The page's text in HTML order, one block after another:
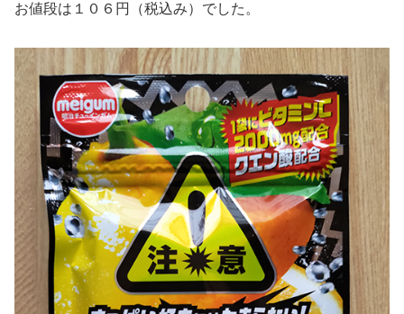
お値段は１０６円（税込み）でした。